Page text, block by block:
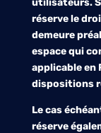
utilisateurs.
réserve le
demeure
espace qui
applicable en
dispositions
Le cas
réserve